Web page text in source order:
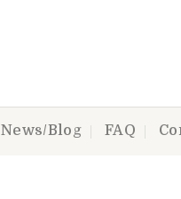
News/Blog FAQ